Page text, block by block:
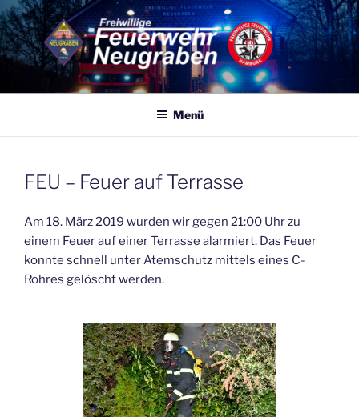
Zum
Inhalt
springen
FF NEUGRABEN
Eine von 86 Freiwilligen Feuerwehren Hamburgs – 365 Tage, 24
Menü
VERÖFFENTLICHT
AM
FEU – Feuer auf Terrasse
Am 18. März 2019 wurden wir gegen 21:00 Uhr zu
einem Feuer auf einer Terrasse alarmiert. Das Feuer
konnte schnell unter Atemschutz mittels eines C-
Rohres gelöscht werden.